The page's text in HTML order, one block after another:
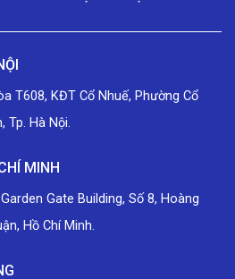
T608, KĐT Cổ Nhuế, Phường Cổ
Tp. Hà Nội.
MINH
Gate Building, Số 8, Hoàng
Hồ Chí Minh.